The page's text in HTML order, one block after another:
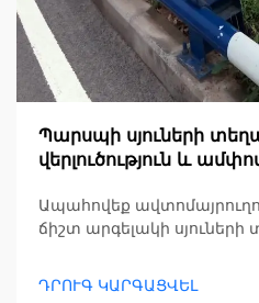
Պարսպի սյուների
վերլուծություն և
Ապահովեք
ճիշտ արգելակի
ստուգման և լցման
համապատասխանություն
ԴՐՈՒԳ ԿԱՐԳԱՑՎԵԼ